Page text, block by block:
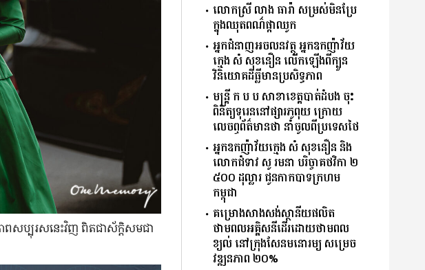
សប្បុរស​នេះ​វិញ ពិតជា​ស័ក្ដិសម​ជា​
លោកស្រី លាង ធារ៉ា សម្រស់មិនប្រែ
ក្នុងឈុតពណ៌ផ្កាឈូក
អ្នកជំនាញអចលនវត្ថុ អ្នកឧកញ៉ាវ័យ
ក្មេង សំ សុខនឿន លើកឡើងពីក្បួន
វិនិយោគដីធ្លីមាន​ប្រសិទ្ធភាព
មន្ត្រី ក.ប.ប សាខា​ខេត្ត​បាត់ដំបង ចុះ​
ពិនិត្យទុរេននៅផ្សារភូពុយ ក្រោយ
លេចឮព័ត៌មានថា នាំចូលពីប្រទេសថៃ
អ្នកឧកញ៉ាវ័យក្មេង សំ សុខនឿន និង
លោកជំទាវ សូ រមនា បរិច្ចាគ​ថវិកា ២
៥០០ ដុល្លារ ជូនកាកបាទក្រហម
កម្ពុជា
គម្រោងសាងសង់ស្ថានីយផលិត
ថាមពលអគ្គិសនីដើរដោយថាមពល
ខ្យល់ នៅក្រុងសែនមនោរម្យ សម្រេច
វឌ្ឍនភាព ២០%